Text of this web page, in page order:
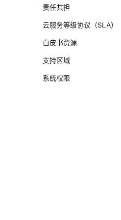
责任共担
云服务等级协议（SLA）
白皮书资源
支持区域
系统权限